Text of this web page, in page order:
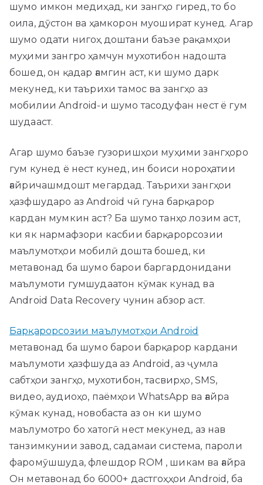
шумо имкон медиҳад, ки зангҳо гиред, то бо
оила, дӯстон ва ҳамкорон муошират кунед. Агар
шумо одати нигоҳ доштани баъзе рақамҳои
муҳими зангро ҳамчун мухотибон надошта
бошед, он қадар ғамгин аст, ки шумо дарк
мекунед, ки таърихи тамос ва зангҳо аз
мобилии Android-и шумо тасодуфан нест ё гум
шудааст.
Агар шумо баъзе гузоришҳои муҳими зангҳоро
гум кунед ё нест кунед, ин боиси нороҳатии
ғайричашмдошт мегардад. Таърихи зангҳои
ҳазфшударо аз Android чӣ гуна барқарор
кардан мумкин аст? Ба шумо танҳо лозим аст,
ки як нармафзори касбии барқарорсозии
маълумотҳои мобилӣ дошта бошед, ки
метавонад ба шумо барои баргардонидани
маълумоти гумшудаатон кӯмак кунад ва
Android Data Recovery чунин абзор аст.
Барқарорсозии маълумотҳои Android
метавонад ба шумо барои барқарор кардани
маълумоти ҳазфшуда аз Android, аз ҷумла
сабтҳои зангҳо, мухотибон, тасвирҳо, SMS,
видео, аудиоҳо, паёмҳои WhatsApp ва ғайра
кӯмак кунад, новобаста аз он ки шумо
маълумотро бо хатогӣ нест мекунед, аз нав
танзимкунии завод, садамаи система, пароли
фаромӯшшуда, флешдор ROM , шикам ва ғайра
Он метавонад бо 6000+ дастгоҳҳои Android, ба